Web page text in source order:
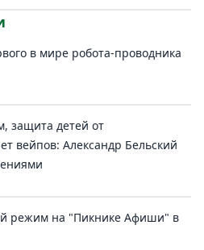
в мире робота-проводника
защита детей от
вейпов: Александр Бельский
режим на "Пикнике Афиши" в